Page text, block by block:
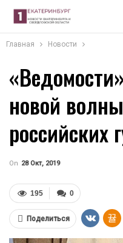
Главная Новости
новой
российских
On 28 Окт, 2019
0
195
Поделиться